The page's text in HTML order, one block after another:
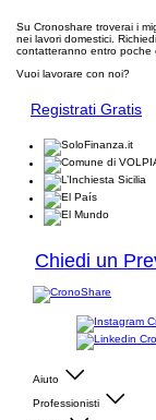
Su Cronoshare troverai i
nei lavori domestici.
contatteranno entro poche
Vuoi lavorare con noi?
Registrati Gratis
Chiedi un
Aiuto
Professionisti